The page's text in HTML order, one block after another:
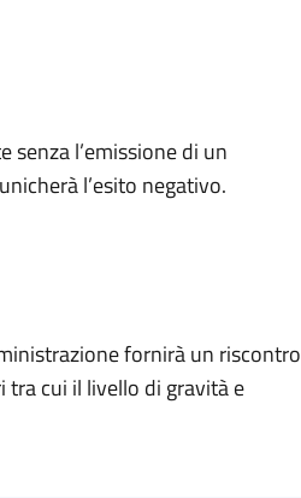
l’emissione di un
l’esito negativo.
fornirà un riscontro
cui il livello di gravità e